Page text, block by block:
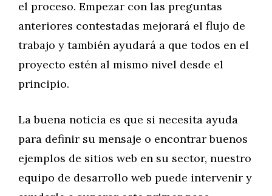
el proceso. Empezar con las preguntas
anteriores contestadas mejorará el flujo de
trabajo y también ayudará a que todos en el
proyecto estén al mismo nivel desde el
principio.
La buena noticia es que si necesita ayuda
para definir su mensaje o encontrar buenos
ejemplos de sitios web en su sector, nuestro
equipo de desarrollo web puede intervenir y